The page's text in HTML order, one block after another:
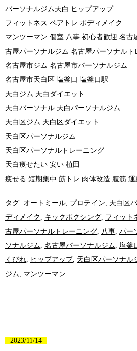
パーソナルジム天白 ヒップアップ
フィットネス ペアトレ ボディメイク
マンツーマン 個室 八事 初心者歓迎 名古
古屋パーソナルジム 名古屋パーソナルト
名古屋市ジム 名古屋市パーソナルジム
名古屋市天白区 塩釜口 塩釜口駅
天白ジム 天白ダイエット
天白パーソナル 天白パーソナルジム
天白区ジム 天白区ダイエット
天白区パーソナルジム
天白区パーソナルトレーニング
天白痩せたい 安い 植田
痩せる 短期集中 筋トレ 肉体改造 腹筋 運
タグ: オートミール プロテイン 天白区
ディメイク
キックボクシング フィット
古屋パーソナルトレーニング
八事 パー
ソナルジム 名古屋パーソナルジム 塩釜
くびれ
ヒップアップ, 天白区パーソナル
ジム
マンツーマン
2023/11/14